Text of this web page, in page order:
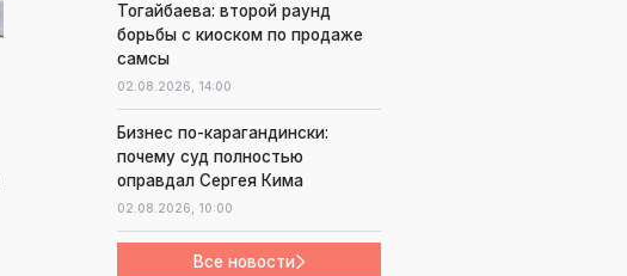
Тогайбаева: второй раунд
борьбы с киоском по продаже
самсы
02.08.2026, 14:00
Бизнес по-карагандински:
почему суд полностью
оправдал Сергея Кима
02.08.2026, 10:00
Все новости